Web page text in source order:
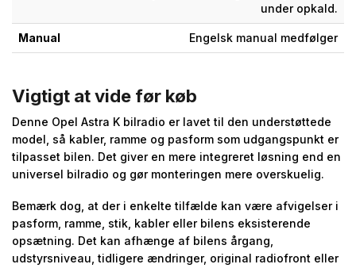
under opkald.
Manual Engelsk manual medfølger
Vigtigt at vide før køb
Denne Opel Astra K bilradio er lavet til den understøttede
model, så kabler, ramme og pasform som udgangspunkt er
tilpasset bilen. Det giver en mere integreret løsning end en
universel bilradio og gør monteringen mere overskuelig.
Bemærk dog, at der i enkelte tilfælde kan være afvigelser i
pasform, ramme, stik, kabler eller bilens eksisterende
opsætning. Det kan afhænge af bilens årgang,
udstyrsniveau, tidligere ændringer, original radiofront eller